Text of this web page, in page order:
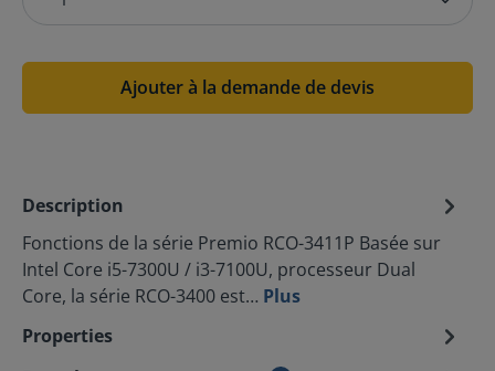
Ajouter à la demande de devis
Description
Fonctions de la série Premio RCO-3411P Basée sur
Intel Core i5-7300U / i3-7100U, processeur Dual
Core, la série RCO-3400 est… Plus
Properties